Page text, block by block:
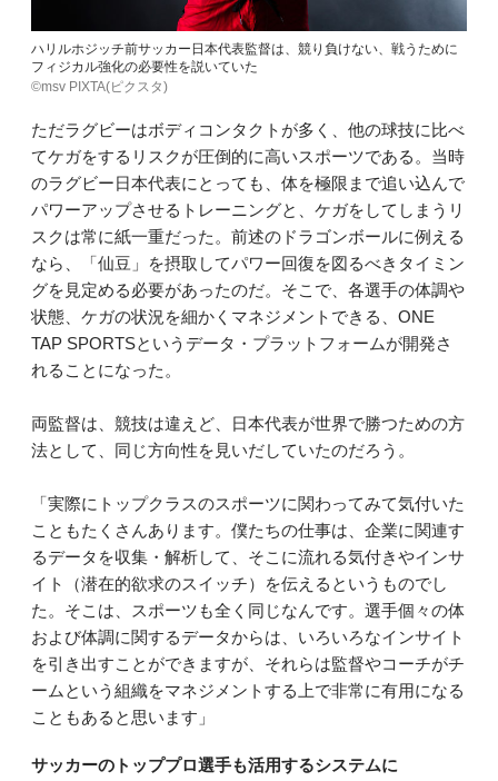
ハリルホジッチ前サッカー日本代表監督は、競り負けない、戦うために
フィジカル強化の必要性を説いていた
©msv PIXTA(ピクスタ)
ただラグビーはボディコンタクトが多く、他の球技に比べ
てケガをするリスクが圧倒的に高いスポーツである。当時
のラグビー日本代表にとっても、体を極限まで追い込んで
パワーアップさせるトレーニングと、ケガをしてしまうリ
スクは常に紙一重だった。前述のドラゴンボールに例える
なら、「仙豆」を摂取してパワー回復を図るべきタイミン
グを見定める必要があったのだ。そこで、各選手の体調や
状態、ケガの状況を細かくマネジメントできる、ONE
TAP SPORTSというデータ・プラットフォームが開発さ
れることになった。
両監督は、競技は違えど、日本代表が世界で勝つための方
法として、同じ方向性を見いだしていたのだろう。
「実際にトップクラスのスポーツに関わってみて気付いた
こともたくさんあります。僕たちの仕事は、企業に関連す
るデータを収集・解析して、そこに流れる気付きやインサ
イト（潜在的欲求のスイッチ）を伝えるというものでし
た。そこは、スポーツも全く同じなんです。選手個々の体
および体調に関するデータからは、いろいろなインサイト
を引き出すことができますが、それらは監督やコーチがチ
ームという組織をマネジメントする上で非常に有用になる
こともあると思います」
サッカーのトッププロ選手も活用するシステムに